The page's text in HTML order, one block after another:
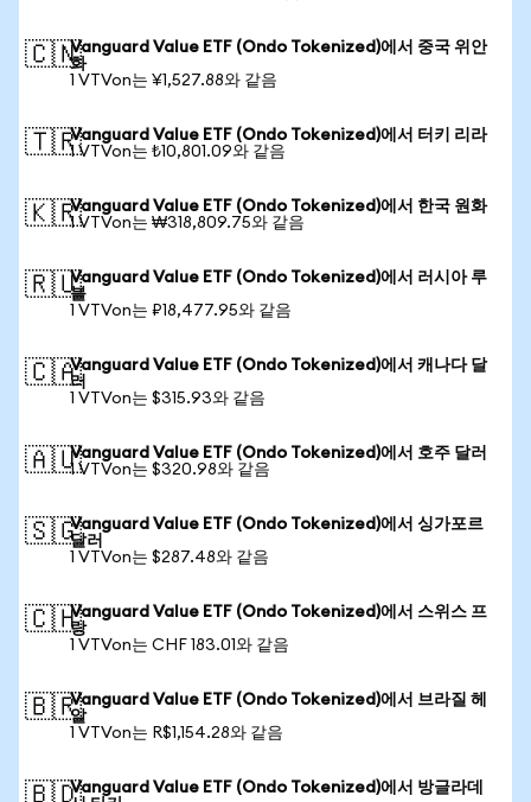
🇨🇳Vanguard Value ETF (Ondo Tokenized)에서 중국 위안
화
1 VTVon는 ¥1,527.88와 같음
🇹🇷Vanguard Value ETF (Ondo Tokenized)에서 터키 리라
1 VTVon는 ₺10,801.09와 같음
🇰🇷Vanguard Value ETF (Ondo Tokenized)에서 한국 원화
1 VTVon는 ₩318,809.75와 같음
🇷🇺Vanguard Value ETF (Ondo Tokenized)에서 러시아 루
블
1 VTVon는 ₽18,477.95와 같음
🇨🇦Vanguard Value ETF (Ondo Tokenized)에서 캐나다 달
러
1 VTVon는 $315.93와 같음
🇦🇺Vanguard Value ETF (Ondo Tokenized)에서 호주 달러
1 VTVon는 $320.98와 같음
🇸🇬Vanguard Value ETF (Ondo Tokenized)에서 싱가포르
달러
1 VTVon는 $287.48와 같음
🇨🇭Vanguard Value ETF (Ondo Tokenized)에서 스위스 프
랑
1 VTVon는 CHF 183.01와 같음
🇧🇷Vanguard Value ETF (Ondo Tokenized)에서 브라질 헤
알
1 VTVon는 R$1,154.28와 같음
🇧🇩Vanguard Value ETF (Ondo Tokenized)에서 방글라데